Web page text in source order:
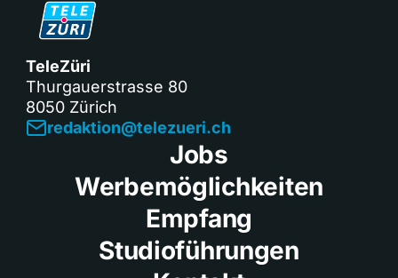
TeleZüri
Thurgauerstrasse 80
8050 Zürich
redaktion@telezueri.ch
Jobs
Werbemöglichkeiten
Empfang
Studioführungen